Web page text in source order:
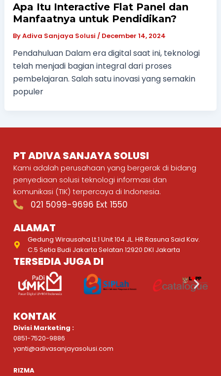
Apa Itu Interactive Flat Panel dan
Manfaatnya untuk Pendidikan?
ByAdiva Sanjaya Solusi/ December 14, 2024
Pendahuluan Dalam era digital saat ini, teknologi
telah menjadi bagian integral dari proses
pembelajaran. Salah satu inovasi yang semakin
populer
PT ADIVA SANJAYA SOLUSI
Kami adalah perusahaan yang bergerak di bidang
penyediaan solusi teknologi informasi dan
komunikasi (TIK) terpercaya di Indonesia.
021 5099-9696 Ext 1550
ALAMAT
Gedung Wirausaha Lt.1 Unit 104 JL. HR Rasuna Said Kav.
C.5 Setia Budi Jakarta Selatan 12920 DKI Jakarta
TERSEDIA JUGA DI
KONTAK
Divisi Marketing :
0851-7520-9886
yanti@adivasanjayasolusi.com
RIZMA